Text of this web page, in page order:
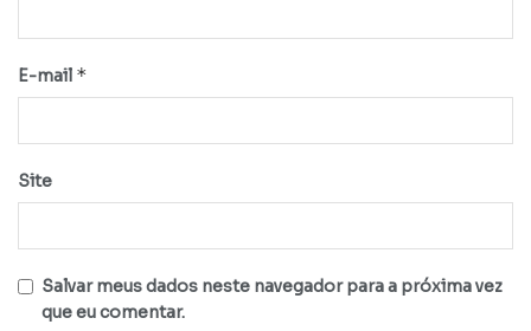
E-mail *
Site
Salvar meus dados neste navegador para a próxima vez
que eu comentar.